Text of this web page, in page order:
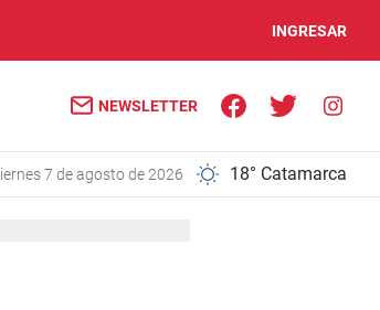
INGRESAR
NEWSLETTER
viernes 7 de agosto de 2026 18° Catamarca